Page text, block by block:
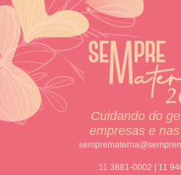
Cuidando do
empresas e
11 3881-0002 | 11